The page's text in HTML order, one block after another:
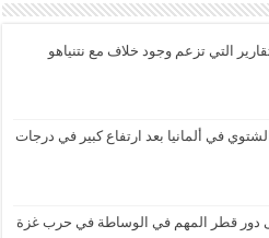
التي تزعم وجود خلاف مع نتنياهو
في ألمانيا بعد ارتفاع كبير في درجات
دور قطر المهم في الوساطة في حرب غزة